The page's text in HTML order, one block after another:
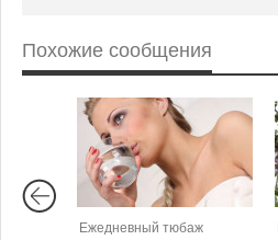
Похожие сообщения
Ежедневный тюбаж